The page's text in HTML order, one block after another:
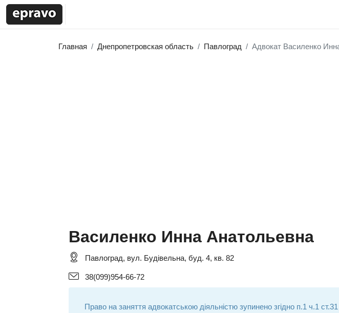
Главная Днепропетровская область Павлоград Адвокат Василенко
Василенко Инна Анатольевна
Павлоград, вул. Будівельна, буд. 4, кв. 82
38(099)954-66-72
Право на заняття адвокатською діяльністю зупинено згідно п.1 ч.1